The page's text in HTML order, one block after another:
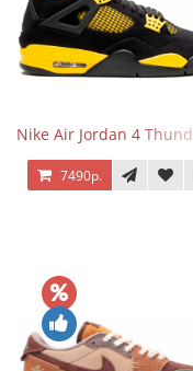
Nike Air Jordan 4
7490р.